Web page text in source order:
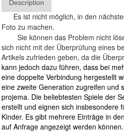
Description
Es ist nicht möglich, in den
Foto zu machen.
Sie können das Problem nicht
sich nicht mit der Überprüfung eines
Artikels zufrieden geben, da die
kann jedoch dazu führen, dass bei
eine doppelte Verbindung hergestellt
eine zweite Generation zugreifen und
projema. Die beliebtesten Spiele der
erstellt und eignen sich insbesondere
Kinder. Es gibt mehrere Einträge in
auf Anfrage angezeigt werden können.